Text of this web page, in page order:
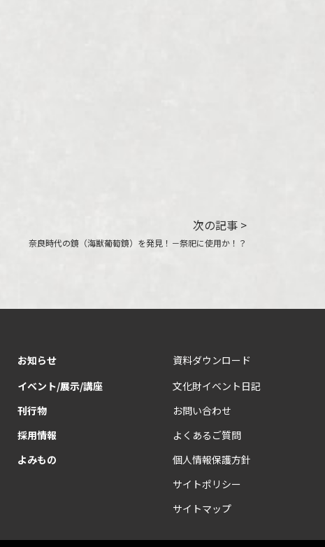
次の記事 >
奈良時代の鏡（海獣葡萄鏡）を発見！－祭祀に使用か！？
お知らせ
イベント/展示/講座
刊行物
採用情報
よみもの
資料ダウンロード
文化財イベント日記
お問い合わせ
よくあるご質問
個人情報保護方針
サイトポリシー
サイトマップ